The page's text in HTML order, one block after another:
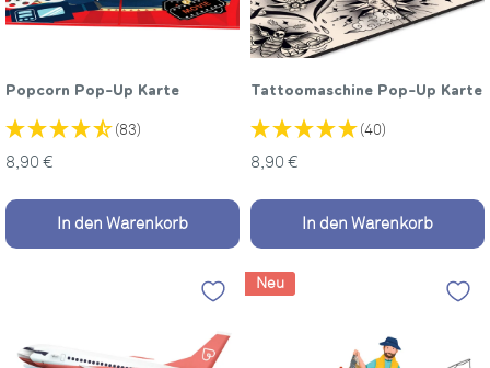
Popcorn Pop-Up Karte
(83)
Sonderpreis
8,90 €
In den Warenkorb
Tattoomaschine Pop-Up Karte
(40)
Sonderpreis
8,90 €
In den Warenkorb
Neu